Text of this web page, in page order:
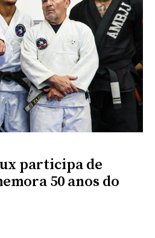
participa de
50 anos do